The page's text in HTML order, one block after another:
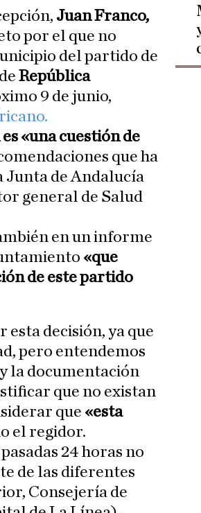
Juan Franco,
por el que no
del partido de
República
9 de junio,
«una cuestión de
que ha
Junta de Andalucía
general de Salud
en un informe
«que
de este partido
decisión, ya que
pero entendemos
la documentación
que no existan
que «esta
el regidor.
24 horas no
de las diferentes
Consejería de